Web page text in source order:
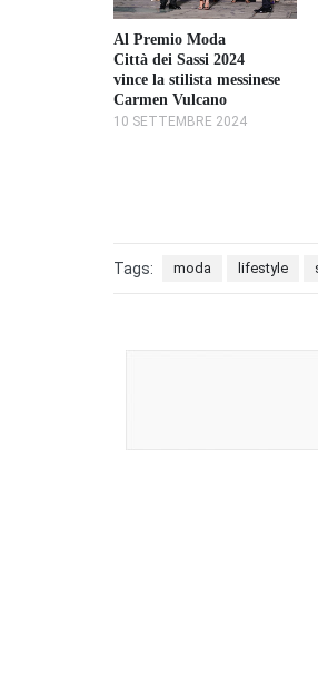
Al Premio Moda
Città dei Sassi 2024
vince la stilista messinese
Carmen Vulcano
10 SETTEMBRE 2024
Tags: moda lifestyle